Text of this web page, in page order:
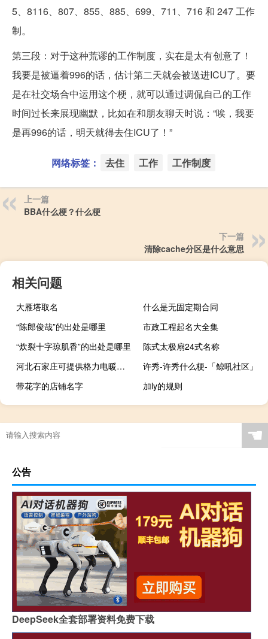
5、8116、807、855、885、699、711、716 和 247 工作
制。
第三段：对于这种荒谬的工作制度，实在是太有创意了！
我要是被逼着996的话，估计第二天就会被送进ICU了。要
是在社交场合中运用这个梗，就可以通过调侃自己的工作
时间过长来展现幽默，比如在和朋友聊天时说：“唉，我要
是再996的话，明天就得去住ICU了！”
网络标签： 去住 工作 工作制度
上一篇
BBA什么梗？什么梗
下一篇
清除cache分区是什么意思
相关问题
大雁塔取名
什么是无固定期合同
“陈郎俊哉”的出处是哪里
市政工程起名大全集
“炊裂十字琼肌香”的出处是哪里
陈式太极扇24式名称
河北石家庄可提供格力电暖器维修服务地址在哪
许秀-许秀什么梗-「鲸吼社区」
带花字的店铺名字
加ly的规则
☚
公告
DeepSeek全套部署资料免费下载